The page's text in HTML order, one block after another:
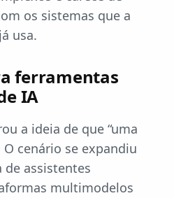
os sistemas que a
usa.
ferramentas
IA
a ideia de que “uma
cenário se expandiu
de assistentes
multimodelos